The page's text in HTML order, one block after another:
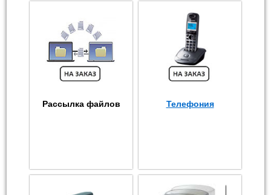
Рассылка файлов Телефония